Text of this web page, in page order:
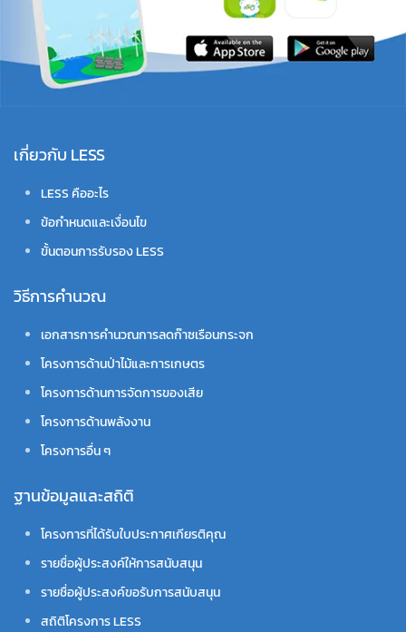
เกี่ยวกับ LESS
LESS คืออะไร
ข้อกำหนดและเงื่อนไข
ขั้นตอนการรับรอง LESS
วิธีการคำนวณ
เอกสารการคำนวณการลดก๊าซเรือนกระจก
โครงการด้านป่าไม้และการเกษตร
โครงการด้านการจัดการของเสีย
โครงการด้านพลังงาน
โครงการอื่น ๆ
ฐานข้อมูลและสถิติ
โครงการที่ได้รับใบประกาศเกียรติคุณ
รายชื่อผู้ประสงค์ให้การสนับสนุน
รายชื่อผู้ประสงค์ขอรับการสนับสนุน
สถิติโครงการ LESS